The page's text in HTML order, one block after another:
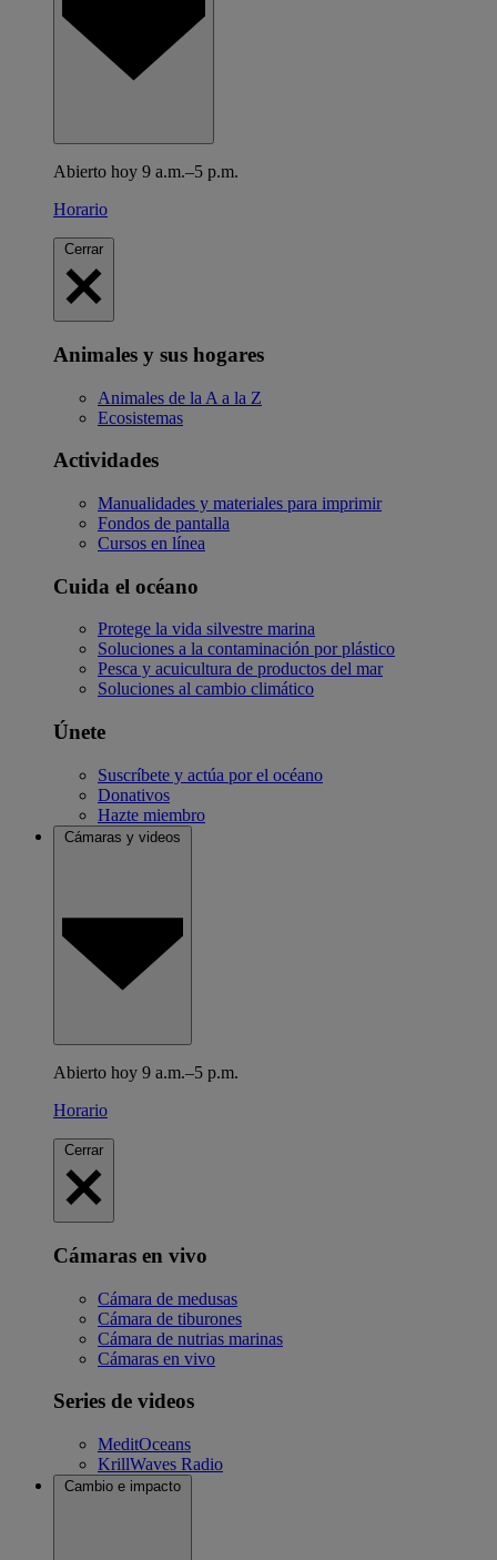
Abierto hoy 9 a.m.–5 p.m.
Horario
Cerrar
Animales y sus hogares
Animales de la A a la Z
Ecosistemas
Actividades
Manualidades y materiales para imprimir
Fondos de pantalla
Cursos en línea
Cuida el océano
Protege la vida silvestre marina
Soluciones a la contaminación por plástico
Pesca y acuicultura de productos del mar
Soluciones al cambio climático
Únete
Suscríbete y actúa por el océano
Donativos
Hazte miembro
Cámaras y videos
Abierto hoy 9 a.m.–5 p.m.
Horario
Cerrar
Cámaras en vivo
Cámara de medusas
Cámara de tiburones
Cámara de nutrias marinas
Cámaras en vivo
Series de videos
MeditOceans
KrillWaves Radio
Cambio e impacto